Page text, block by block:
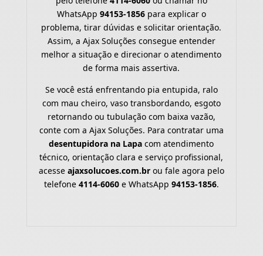
WhatsApp 94153-1856para explicar o
problema, tirar dúvidas e solicitar orientação.
Assim, a Ajax Soluções consegue entender
melhor a situação e direcionar o atendimento
de forma mais assertiva.
Se você está enfrentando pia entupida, ralo
com mau cheiro, vaso transbordando, esgoto
retornando ou tubulação com baixa vazão,
conte com a Ajax Soluções. Para contratar uma
desentupidora na Lapa com atendimento
técnico, orientação clara e serviço profissional,
acesse ajaxsolucoes.com.brou fale agora pelo
telefone 4114-6060e WhatsApp 94153-1856.